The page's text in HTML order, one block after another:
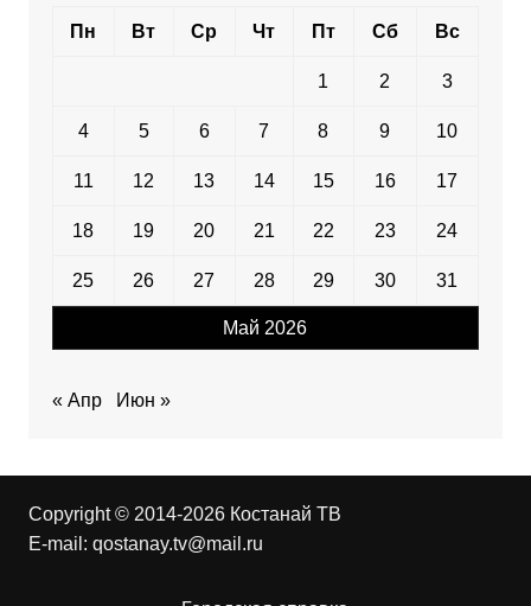
Май 2026
Пн Вт Ср Чт Пт Сб Вс
1 2 3
4 5 6 7 8 9 10
11 12 13 14 15 16 17
18 19 20 21 22 23 24
25 26 27 28 29 30 31
« Апр Июн »
Copyright © 2014-2026 Костанай ТВ
E-mail: qostanay.tv@mail.ru